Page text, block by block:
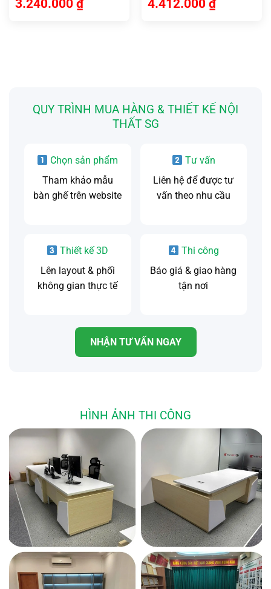
3.240.000 ₫ 4.412.000 ₫
QUY TRÌNH MUA HÀNG & THIẾT KẾ NỘI
THẤT SG
Chọn sản phẩm
Tham khảo mẫu
bàn ghế trên website
Tư vấn
Liên hệ để được tư
vấn theo nhu cầu
Thiết kế 3D
Lên layout & phối
không gian thực tế
Thi công
Báo giá & giao hàng
tận nơi
NHẬN TƯ VẤN NGAY
HÌNH ẢNH THI CÔNG